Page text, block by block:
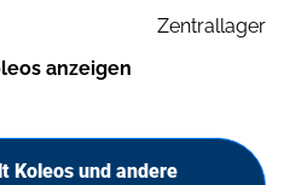
Zentrallager
anzeigen
Koleos und andere